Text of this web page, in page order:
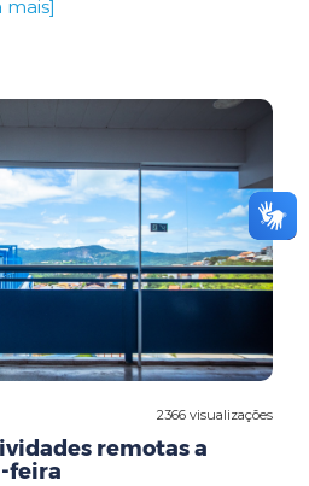
mais]
2366 visualizações
remotas a
feira